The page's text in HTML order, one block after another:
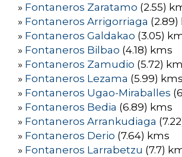
» Fontaneros Zaratamo (2.55)
» Fontaneros Arrigorriaga
» Fontaneros Galdakao (3.05)
» Fontaneros Bilbao (4.18) kms
» Fontaneros Zamudio (5.72)
» Fontaneros Lezama (5.99) kms
» Fontaneros Ugao-Miraballes
» Fontaneros Bedia (6.89) kms
» Fontaneros Arrankudiaga
» Fontaneros Derio (7.64) kms
» Fontaneros Larrabetzu (7.7)